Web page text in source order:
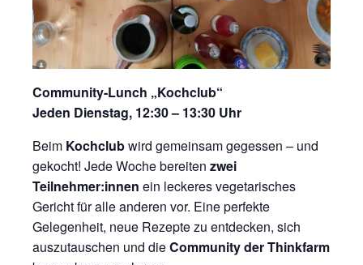
Community-Lunch „Kochclub“
Jeden Dienstag, 12:30 – 13:30 Uhr
Beim Kochclubwird gemeinsam gegessen – und
gekocht! Jede Woche bereiten zwei
Teilnehmer:innen ein leckeres vegetarisches
Gericht für alle anderen vor. Eine perfekte
Gelegenheit, neue Rezepte zu entdecken, sich
auszutauschen und dieCommunity der Thinkfarm